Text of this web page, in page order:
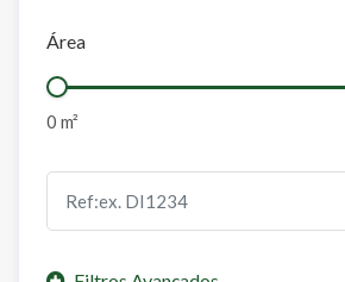
Área